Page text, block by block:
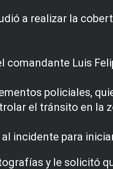
a realizar la
Luis
policiales,
el tránsito en la
incidente para
y le solicitó